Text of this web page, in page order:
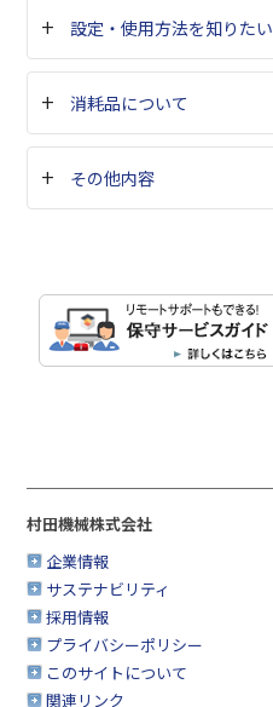
設定・使用方法を知りたい
消耗品について
その他内容
村田機械株式会社
企業情報
サステナビリティ
採用情報
プライバシーポリシー
このサイトについて
関連リンク